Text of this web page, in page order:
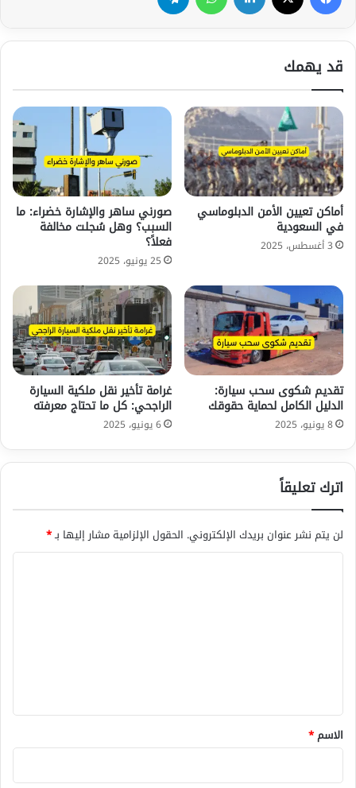
قد يهمك
أماكن تعيين الأمن الدبلوماسي
في السعودية
3 أغسطس، 2025
صورني ساهر والإشارة خضراء: ما
السبب؟ وهل سُجلت مخالفة
فعلاً؟
25 يونيو، 2025
تقديم شكوى سحب سيارة:
الدليل الكامل لحماية حقوقك
8 يونيو، 2025
غرامة تأخير نقل ملكية السيارة
الراجحي: كل ما تحتاج معرفته
6 يونيو، 2025
اترك تعليقاً
لن يتم نشر عنوان بريدك الإلكتروني. الحقول الإلزامية مشار إليها بـ*
*
الاسم*